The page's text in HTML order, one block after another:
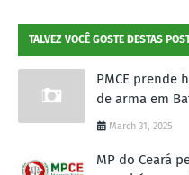
TALVEZ VOCÊ GOSTE DESTAS
PMCE prende
de arma em
March 31, 2025
MP do Ceará